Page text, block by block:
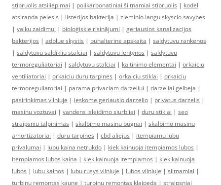
stipruolis atsiliepimai | polikarbonatiniai šiltnamiai stipruolis | kodel
atsiranda pelesis | listerijos bakterija | zieminio langu skyscio savybes
| vaiku zaidimui | bioloģiskie risinājumi | geriausios kanalizacijos
bakterijos | adblue skystis | buhalterine apskaita | saldytuvu rankenos
| saldytuvu saldikliu stalciai | saldytuvu lentynos | saldytuvu
termoreguliatoriai | saldytuvu stalciai | kaitinimo elementai | orkaiciu
ventiliatoriai | orkaiciu duru tarpines | orkaiciu stiklai | orkaiciu
termoreguliatoriai | parama privaciam darzeliui | darzeliai gelbeja |
pasirinkimas vilniuje | ieskome geriausio darzelio | privatus darzelis |
masinu voztuvai | vandens isleidimo siurbliai | duru stiklai | seo
straipsniu talpinimas | skalbimo masinu bugnai | skalbimo masinu
amortizatoriai | duru tarpines | cbd aliejus | itempiamu lubu
privalumai | lubu kaina netrukdo | kiek kainuoja itempiamos lubos |
itempiamos lubos kaina | kiek kainuoja itempiamos | kiek kainuoja
lubos | lubu kainos | lubu rusys vilniuje | lubos vilniuje | siltnamiai |
turbinu remontas kaune | turbinu remontas klaipeda | straipsniai